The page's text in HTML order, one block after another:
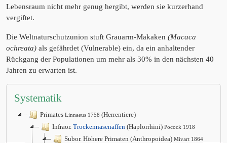
Lebensraum nicht mehr genug hergibt, werden sie kurzerhand
vergiftet.
Die Weltnaturschutzunion stuft Grauarm-Makaken (Macaca
ochreata) als gefährdet (Vulnerable) ein, da ein anhaltender
Rückgang der Populationen um mehr als 30% in den nächsten 40
Jahren zu erwarten ist.
Systematik
Primates Linnaeus 1758 (Herrentiere)
Infraor. Trockennasenaffen (Haplorrhini) Pocock 1918
Subor. Höhere Primaten (Anthropoidea) Mivart 1864